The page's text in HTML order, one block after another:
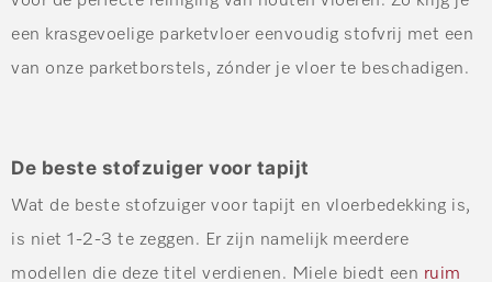
een krasgevoelige parketvloer eenvoudig stofvrij met een
van onze parketborstels, zónder je vloer te beschadigen.
De beste stofzuiger voor tapijt
Wat de beste stofzuiger voor tapijt en vloerbedekking is,
is niet 1-2-3 te zeggen. Er zijn namelijk meerdere
modellen die deze titel verdienen. Miele biedt een ruim